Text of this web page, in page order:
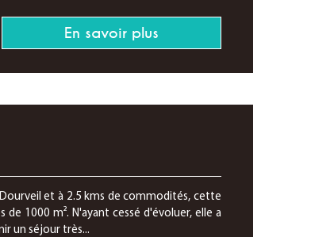
En savoir plus
et à 2.5 kms de commodités, cette
1000 m². N'ayant cessé d'évoluer, elle a
un séjour très...